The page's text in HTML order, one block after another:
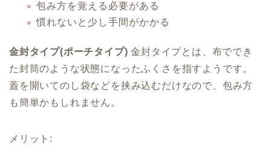
包み方を覚える必要がある
慣れないと少し手間がかかる
金封タイプ(ポーチタイプ) 金封タイプとは、布ででき
た封筒のような状態になったふくさを指すようです。
蓋を開いてのし袋などを挟み込むだけなので、包み方
も簡単かもしれません。
メリット: